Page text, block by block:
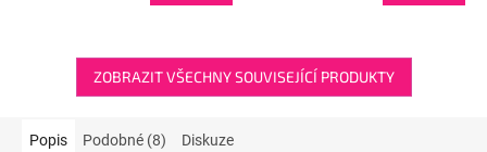
ZOBRAZIT VŠECHNY SOUVISEJÍCÍ PRODUKTY
Popis Podobné (8) Diskuze